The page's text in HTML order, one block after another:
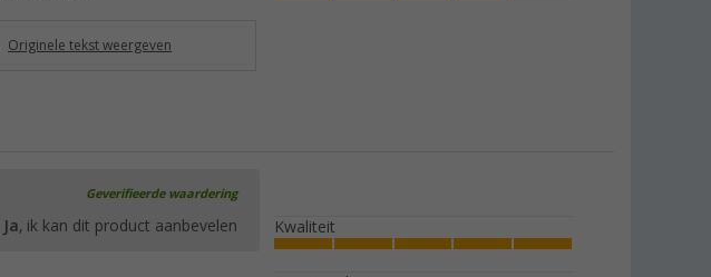
Originele tekst weergeven
Geverifieerde waardering
Ja, ik kan dit product aanbevelen Kwaliteit